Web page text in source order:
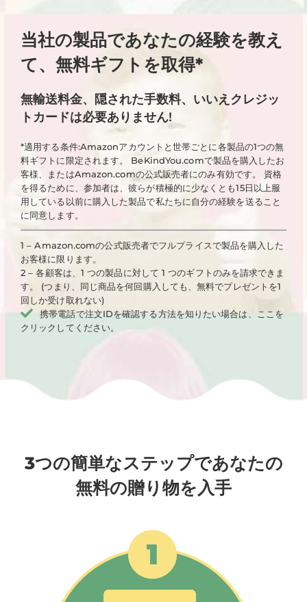
当社の製品であなたの経験を教え
て、無料ギフトを取得*
無輸送料金、隠された手数料、いいえクレジッ
トカードは必要ありません!
*適用する条件:Amazonアカウントと世帯ごとに各製品の1つの無
料ギフトに限定されます。 BeKindYou.comで製品を購入したお
客様、またはAmazon.comの公式販売者にのみ有効です。 資格
を得るために、参加者は、彼らが積極的に少なくとも15日以上服
用している以前に購入した製品で私たちに自分の経験を送ること
に同意します。
1 – Amazon.comの公式販売者でフルプライスで製品を購入した
お客様に限ります。
2 – 各顧客は、1 つの製品に対して 1 つのギフトのみを請求できま
す。 (つまり、同じ商品を何回購入しても、無料でプレゼントを1
回しか受け取れない)
携帯電話で注文IDを確認する方法を知りたい場合は、ここを
クリックしてください。
3つの簡単なステップであなたの
無料の贈り物を入手